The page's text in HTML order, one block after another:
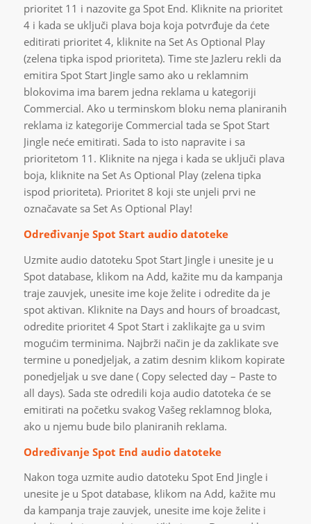
prioritet 11 i nazovite ga Spot End. Kliknite na prioritet
4 i kada se uključi plava boja koja potvrđuje da ćete
editirati prioritet 4, kliknite na Set As Optional Play
(zelena tipka ispod prioriteta). Time ste Jazleru rekli da
emitira Spot Start Jingle samo ako u reklamnim
blokovima ima barem jedna reklama u kategoriji
Commercial. Ako u terminskom bloku nema planiranih
reklama iz kategorije Commercial tada se Spot Start
Jingle neće emitirati. Sada to isto napravite i sa
prioritetom 11. Kliknite na njega i kada se uključi plava
boja, kliknite na Set As Optional Play (zelena tipka
ispod prioriteta). Prioritet 8 koji ste unjeli prvi ne
označavate sa Set As Optional Play!
Određivanje Spot Start audio datoteke
Uzmite audio datoteku Spot Start Jingle i unesite je u
Spot database, klikom na Add, kažite mu da kampanja
traje zauvjek, unesite ime koje želite i odredite da je
spot aktivan. Kliknite na Days and hours of broadcast,
odredite prioritet 4 Spot Start i zaklikajte ga u svim
mogućim terminima. Najbrži način je da zaklikate sve
termine u ponedjeljak, a zatim desnim klikom kopirate
ponedjeljak u sve dane ( Copy selected day – Paste to
all days). Sada ste odredili koja audio datoteka će se
emitirati na početku svakog Vašeg reklamnog bloka,
ako u njemu bude bilo planiranih reklama.
Određivanje Spot End audio datoteke
Nakon toga uzmite audio datoteku Spot End Jingle i
unesite je u Spot database, klikom na Add, kažite mu
da kampanja traje zauvjek, unesite ime koje želite i